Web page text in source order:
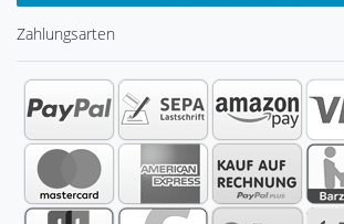
Zahlungsarten